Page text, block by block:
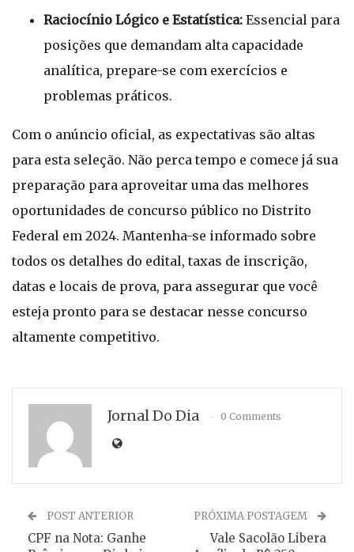
Raciocínio Lógico e Estatística: Essencial para
posições que demandam alta capacidade
analítica, prepare-se com exercícios e
problemas práticos.
Com o anúncio oficial, as expectativas são altas
para esta seleção. Não perca tempo e comece já sua
preparação para aproveitar uma das melhores
oportunidades de concurso público no Distrito
Federal em 2024. Mantenha-se informado sobre
todos os detalhes do edital, taxas de inscrição,
datas e locais de prova, para assegurar que você
esteja pronto para se destacar nesse concurso
altamente competitivo.
Jornal Do Dia 0 Comments
POST ANTERIOR
CPF na Nota: Ganhe
PRÓXIMA POSTAGEM
Vale Sacolão Libera